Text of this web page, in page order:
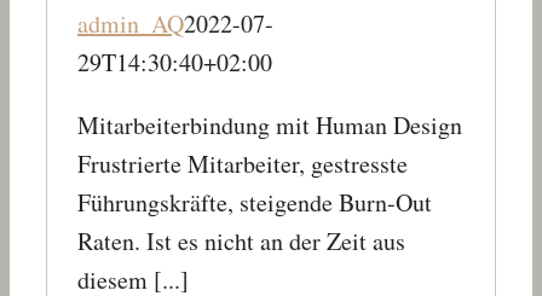
admin_AQ2022-07-
29T14:30:40+02:00
Mitarbeiterbindung mit Human Design
Frustrierte Mitarbeiter, gestresste
Führungskräfte, steigende Burn-Out
Raten. Ist es nicht an der Zeit aus
diesem [...]